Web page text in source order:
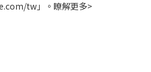
tw」。 瞭解更多>